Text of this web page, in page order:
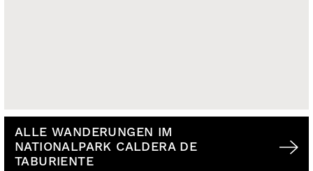
ALLE WANDERUNGEN IM
NATIONALPARK CALDERA DE
TABURIENTE